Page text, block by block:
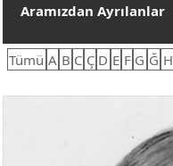
Aramızdan Ayrılanlar
Tümü A B C Ç D E F G Ğ H